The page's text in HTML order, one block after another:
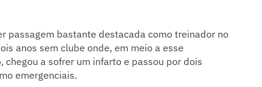
passagem bastante destacada como treinador no
anos sem clube onde, em meio a esse
a sofrer um infarto e passou por dois
emergenciais.